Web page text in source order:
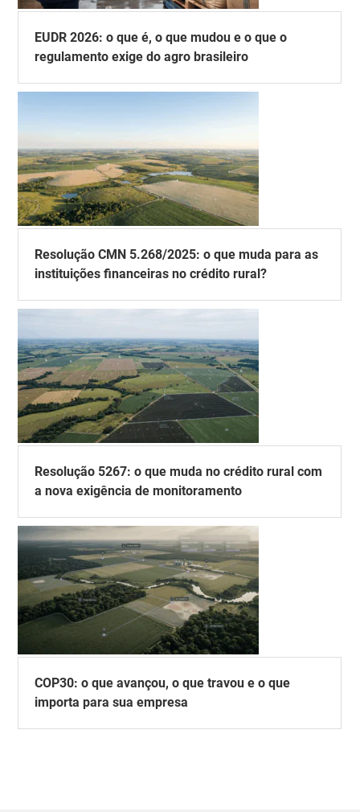
EUDR 2026: o que é, o que mudou e o que o
regulamento exige do agro brasileiro
Resolução CMN 5.268/2025: o que muda para as
instituições financeiras no crédito rural?
Resolução 5267: o que muda no crédito rural com
a nova exigência de monitoramento
COP30: o que avançou, o que travou e o que
importa para sua empresa